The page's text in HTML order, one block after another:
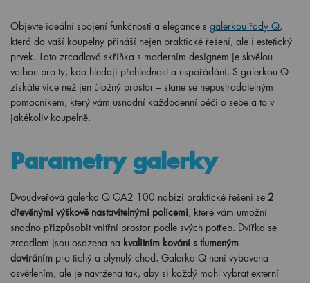
Objevte ideální spojení funkčnosti a elegance s galerkou řady Q,
která do vaší koupelny přináší nejen praktické řešení, ale i estetický
prvek. Tato zrcadlová skříňka s moderním designem je skvělou
volbou pro ty, kdo hledají přehlednost a uspořádání. S galerkou Q
získáte více než jen úložný prostor – stane se nepostradatelným
pomocníkem, který vám usnadní každodenní péči o sebe a to v
jakékoliv koupelně.
Parametry galerky
Dvoudveřová galerka Q GA2 100 nabízí praktické řešení se 2
dřevěnými výškově nastavitelnými policemi, které vám umožní
snadno přizpůsobit vnitřní prostor podle svých potřeb. Dvířka se
zrcadlem jsou osazena na kvalitním kování s tlumeným
dovíráním pro tichý a plynulý chod. Galerka Q není vybavena
osvětlením, ale je navržena tak, aby si každý mohl vybrat externí